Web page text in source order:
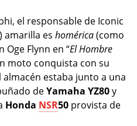
el responsable de Iconic
amarilla es homérica(como
Oge Flynn en “El Hombre
moto conquista con su
estaba junto a una
deYamaha YZ80y
Honda NSR50 provista de